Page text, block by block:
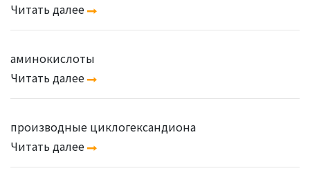
Читать далее
аминокислоты
Читать далее
производные циклогександиона
Читать далее